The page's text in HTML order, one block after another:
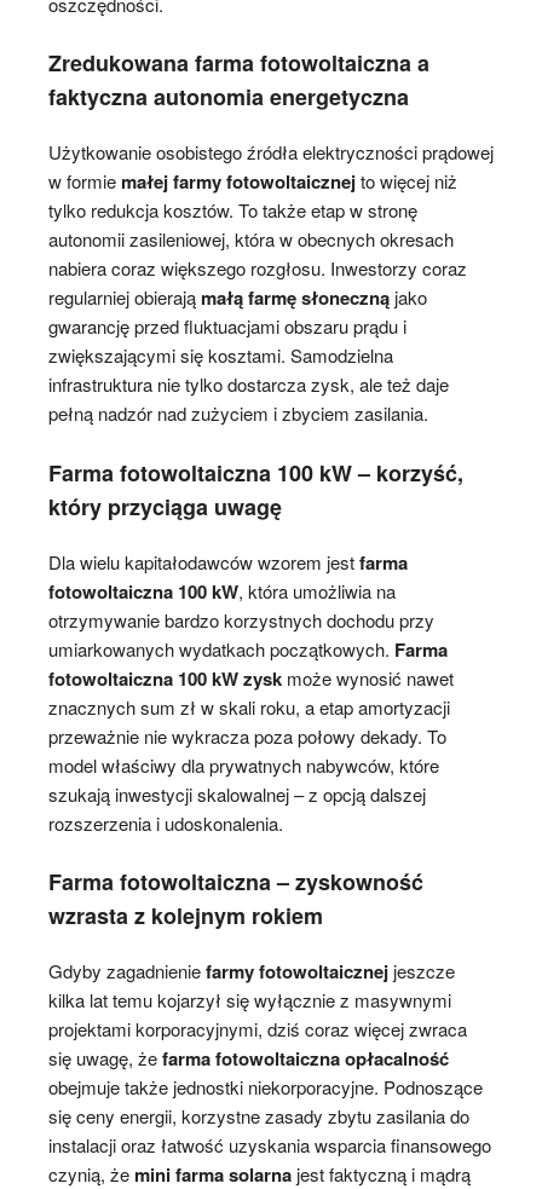
Zredukowana farma fotowoltaiczna a
faktyczna autonomia energetyczna
Użytkowanie osobistego źródła elektryczności prądowej
w formiemałej farmy fotowoltaicznejto więcej niż
tylko redukcja kosztów. To także etap w stronę
autonomii zasileniowej, która w obecnych okresach
nabiera coraz większego rozgłosu. Inwestorzy coraz
regularniej obierająmałą farmę słonecznąjako
gwarancję przed fluktuacjami obszaru prądu i
zwiększającymi się kosztami. Samodzielna
infrastruktura nie tylko dostarcza zysk, ale też daje
pełną nadzór nad zużyciem i zbyciem zasilania.
Farma fotowoltaiczna 100 kW – korzyść,
który przyciąga uwagę
Dla wielu kapitałodawców wzorem jestfarma
fotowoltaiczna 100 kW, która umożliwia na
otrzymywanie bardzo korzystnych dochodu przy
umiarkowanych wydatkach początkowych. Farma
fotowoltaiczna 100 kW zysk może wynosić nawet
znacznych sum zł w skali roku, a etap amortyzacji
przeważnie nie wykracza poza połowy dekady. To
model właściwy dla prywatnych nabywców, które
szukają inwestycji skalowalnej – z opcją dalszej
rozszerzenia i udoskonalenia.
Farma fotowoltaiczna – zyskowność
wzrasta z kolejnym rokiem
Gdyby zagadnieniefarmy fotowoltaicznejjeszcze
kilka lat temu kojarzył się wyłącznie z masywnymi
projektami korporacyjnymi, dziś coraz więcej zwraca
się uwagę, żefarma fotowoltaiczna opłacalność
obejmuje także jednostki niekorporacyjne. Podnoszące
się ceny energii, korzystne zasady zbytu zasilania do
instalacji oraz łatwość uzyskania wsparcia finansowego
czynią, żemini farma solarnajest faktyczną i mądrą